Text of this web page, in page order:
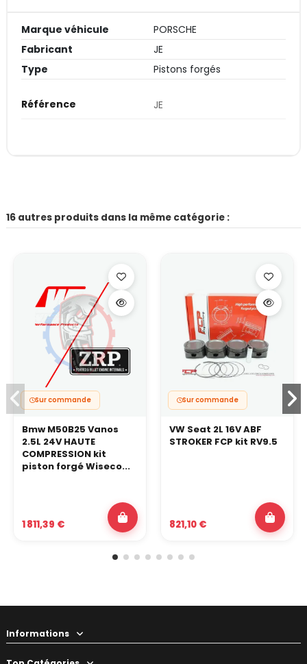
Marque véhicule
PORSCHE
Fabricant
JE
Type
Pistons forgés
Référence JE
16 autres produits dans la même catégorie :
Sur commande
Bmw M50B25 Vanos
2.5L 24V HAUTE
COMPRESSION kit
piston forgé Wiseco...
1 811,39 €
Sur commande
VW Seat 2L 16V ABF
STROKER FCP kit RV9.5
821,10 €
Informations